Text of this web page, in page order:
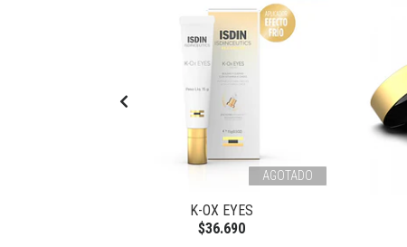
AGOTADO
K-OX EYES
$36.690